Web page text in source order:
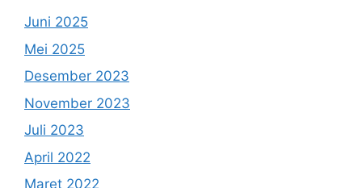
Juni 2025
Mei 2025
Desember 2023
November 2023
Juli 2023
April 2022
Maret 2022